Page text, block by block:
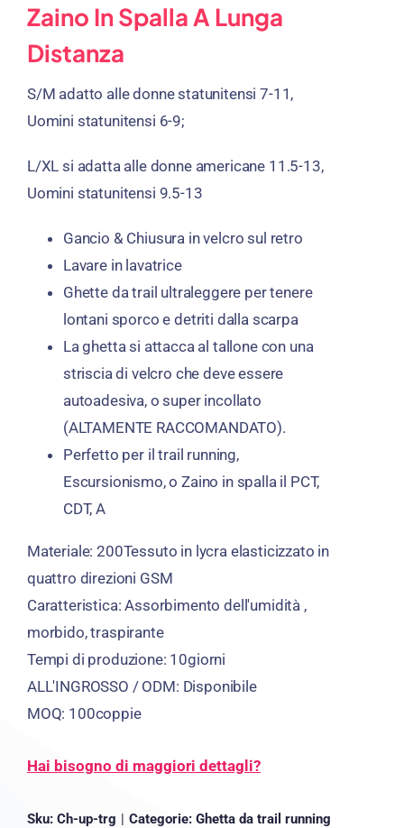
Zaino In Spalla A Lunga
Distanza
S/M adatto alle donne statunitensi 7-11,
Uomini statunitensi 6-9;
L/XL si adatta alle donne americane 11.5-13,
Uomini statunitensi 9.5-13
Gancio & Chiusura in velcro sul retro
Lavare in lavatrice
Ghette da trail ultraleggere per tenere
lontani sporco e detriti dalla scarpa
La ghetta si attacca al tallone con una
striscia di velcro che deve essere
autoadesiva, o super incollato
(ALTAMENTE RACCOMANDATO).
Perfetto per il trail running,
Escursionismo, o Zaino in spalla il PCT,
CDT, A
Materiale:200Tessuto in lycra elasticizzato in
quattro direzioni GSM
Caratteristica:Assorbimento dell'umidità ,
morbido, traspirante
Tempi di produzione: 10giorni
ALL'INGROSSO / ODM: Disponibile
MOQ: 100coppie
Hai bisogno di maggiori dettagli?
Sku: Ch-up-trg | Categorie: Ghetta da trail running